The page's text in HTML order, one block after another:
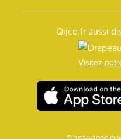
Qijco.fr aussi
Visitez